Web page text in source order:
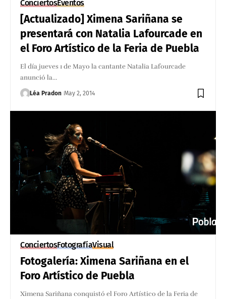
ConciertosEventos
[Actualizado] Ximena Sariñana se
presentará con Natalia Lafourcade en
el Foro Artístico de la Feria de Puebla
El día jueves 1 de Mayo la cantante Natalia Lafourcade
anunció la…
Léa Pradon May 2, 2014
ConciertosFotografíaVisual
Fotogalería: Ximena Sariñana en el
Foro Artístico de Puebla
Ximena Sariñana conquistó el Foro Artístico de la Feria de